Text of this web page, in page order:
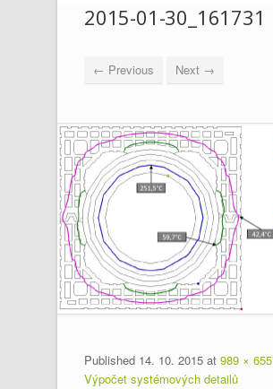
2015-01-30_161731
← Previous Next →
Published 14. 10. 2015 at 989 × 655
Výpočet systémových detailů